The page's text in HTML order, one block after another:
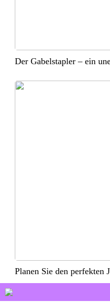
Der Gabelstapler – ein
Planen Sie den perfekten